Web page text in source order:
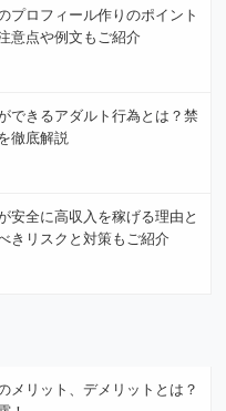
プロフィール作りのポイント
意点や例文もご紹介
できるアダルト行為とは？禁
徹底解説
安全に高収入を稼げる理由と
きリスクと対策もご紹介
メリット、デメリットとは？